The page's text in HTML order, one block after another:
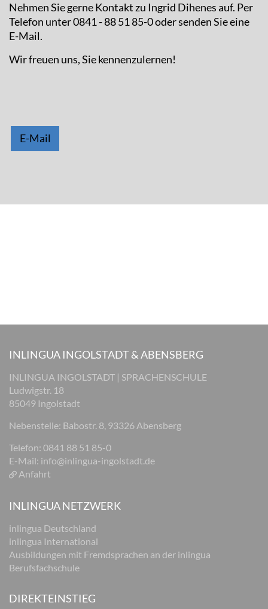
Nehmen Sie gerne Kontakt zu Ingrid Dihenes auf. Per
Telefon unter 0841 - 88 51 85-0 oder senden Sie eine
E-Mail.
Wir freuen uns, Sie kennenzulernen!
E-Mail
INLINGUA INGOLSTADT & ABENSBERG
INLINGUA INGOLSTADT | SPRACHENSCHULE
Ludwigstr. 18
85049 Ingolstadt
Nebenstelle: Babostr. 8, 93326 Abensberg
Telefon: 0841 88 51 85-0
E-Mail: info@inlingua-ingolstadt.de
Anfahrt
INLINGUA NETZWERK
inlingua Deutschland
inlingua International
Ausbildungen mit Fremdsprachen an der inlingua
Berufsfachschule
DIREKTEINSTIEG